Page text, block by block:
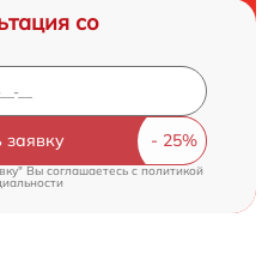
со
заявку
Вы соглашаетесь cполитикой